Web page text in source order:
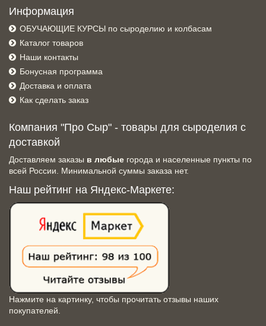
Информация
ОБУЧАЮЩИЕ КУРСЫ по сыроделию и колбасам
Каталог товаров
Наши контакты
Бонусная программа
Доставка и оплата
Как сделать заказ
Компания "Про Сыр" - товары для сыроделия с
доставкой
Доставляем заказы в любые города и населенные пункты по
всей России. Минимальной суммы заказа нет.
Наш рейтинг на Яндекс-Маркете:
Нажмите на картинку, чтобы прочитать отзывы наших
покупателей.